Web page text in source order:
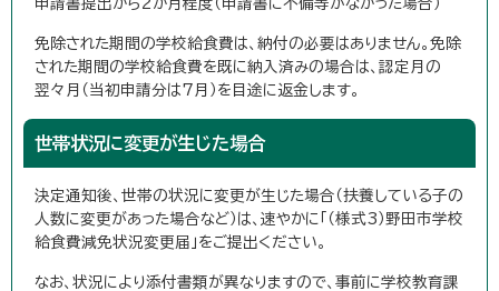
申請書提出から2か月程度（申請書に不備等がなかった場合）
免除された期間の学校給食費は、納付の必要はありません。免除
された期間の学校給食費を既に納入済みの場合は、認定月の
翌々月（当初申請分は7月）を目途に返金します。
世帯状況に変更が生じた場合
決定通知後、世帯の状況に変更が生じた場合（扶養している子の
人数に変更があった場合など）は、速やかに「（様式3）野田市学校
給食費減免状況変更届」をご提出ください。
なお、状況により添付書類が異なりますので、事前に学校教育課